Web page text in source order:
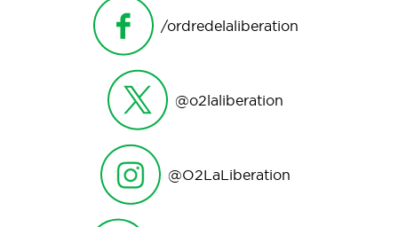
/ordredelaliberation
@o2laliberation
@O2LaLiberation